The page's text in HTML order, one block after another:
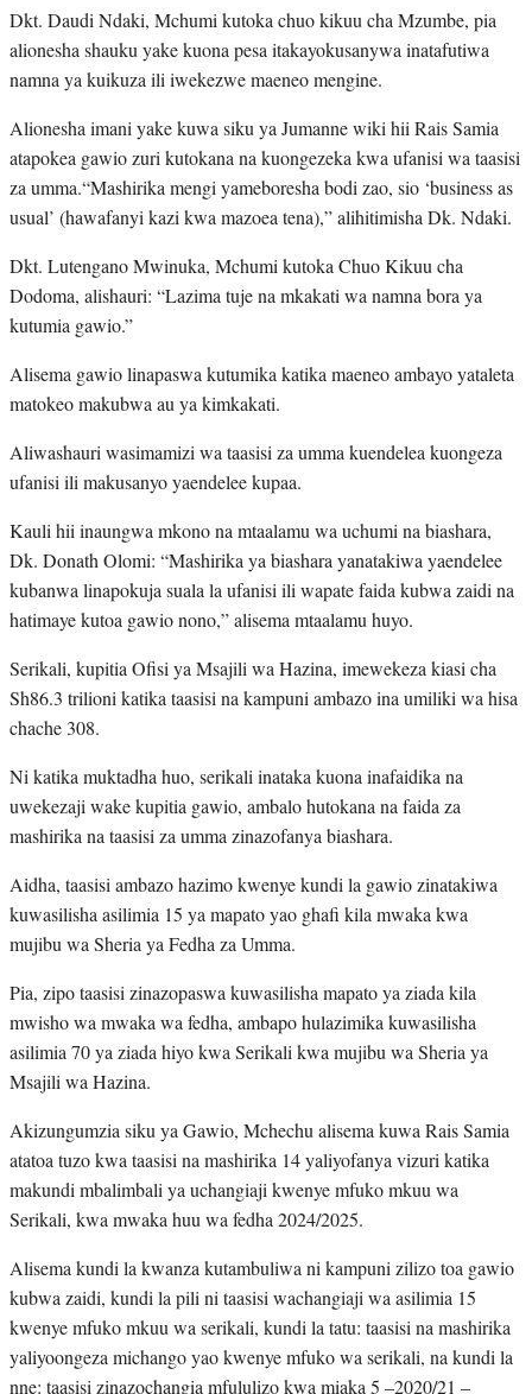
Dkt. Daudi Ndaki, Mchumi kutoka chuo kikuu cha Mzumbe, pia
alionesha shauku yake kuona pesa itakayokusanywa inatafutiwa
namna ya kuikuza ili iwekezwe maeneo mengine.
Alionesha imani yake kuwa siku ya Jumanne wiki hii Rais Samia
atapokea gawio zuri kutokana na kuongezeka kwa ufanisi wa taasisi
za umma.“Mashirika mengi yameboresha bodi zao, sio ‘business as
usual’ (hawafanyi kazi kwa mazoea tena),” alihitimisha Dk. Ndaki.
Dkt. Lutengano Mwinuka, Mchumi kutoka Chuo Kikuu cha
Dodoma, alishauri: “Lazima tuje na mkakati wa namna bora ya
kutumia gawio.”
Alisema gawio linapaswa kutumika katika maeneo ambayo yataleta
matokeo makubwa au ya kimkakati.
Aliwashauri wasimamizi wa taasisi za umma kuendelea kuongeza
ufanisi ili makusanyo yaendelee kupaa.
Kauli hii inaungwa mkono na mtaalamu wa uchumi na biashara,
Dk. Donath Olomi: “Mashirika ya biashara yanatakiwa yaendelee
kubanwa linapokuja suala la ufanisi ili wapate faida kubwa zaidi na
hatimaye kutoa gawio nono,” alisema mtaalamu huyo.
Serikali, kupitia Ofisi ya Msajili wa Hazina, imewekeza kiasi cha
Sh86.3 trilioni katika taasisi na kampuni ambazo ina umiliki wa hisa
chache 308.
Ni katika muktadha huo, serikali inataka kuona inafaidika na
uwekezaji wake kupitia gawio, ambalo hutokana na faida za
mashirika na taasisi za umma zinazofanya biashara.
Aidha, taasisi ambazo hazimo kwenye kundi la gawio zinatakiwa
kuwasilisha asilimia 15 ya mapato yao ghafi kila mwaka kwa
mujibu wa Sheria ya Fedha za Umma.
Pia, zipo taasisi zinazopaswa kuwasilisha mapato ya ziada kila
mwisho wa mwaka wa fedha, ambapo hulazimika kuwasilisha
asilimia 70 ya ziada hiyo kwa Serikali kwa mujibu wa Sheria ya
Msajili wa Hazina.
Akizungumzia siku ya Gawio, Mchechu alisema kuwa Rais Samia
atatoa tuzo kwa taasisi na mashirika 14 yaliyofanya vizuri katika
makundi mbalimbali ya uchangiaji kwenye mfuko mkuu wa
Serikali, kwa mwaka huu wa fedha 2024/2025.
Alisema kundi la kwanza kutambuliwa ni kampuni zilizo toa gawio
kubwa zaidi, kundi la pili ni taasisi wachangiaji wa asilimia 15
kwenye mfuko mkuu wa serikali, kundi la tatu: taasisi na mashirika
yaliyoongeza michango yao kwenye mfuko wa serikali, na kundi la
nne: taasisi zinazochangia mfululizo kwa miaka 5 –2020/21 –